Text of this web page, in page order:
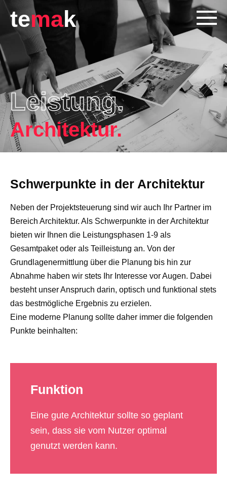
temak
Leistung.
Architektur.
Schwerpunkte in der Architektur
Neben der Projektsteuerung sind wir auch Ihr Partner im
Bereich Architektur. Als Schwerpunkte in der Architektur
bieten wir Ihnen die Leistungsphasen 1-9 als
Gesamtpaket oder als Teilleistung an. Von der
Grundlagenermittlung über die Planung bis hin zur
Abnahme haben wir stets Ihr Interesse vor Augen. Dabei
besteht unser Anspruch darin, optisch und funktional stets
das bestmögliche Ergebnis zu erzielen.
Eine moderne Planung sollte daher immer die folgenden
Punkte beinhalten:
Funktion
Eine gute Architektur sollte so geplant
sein, dass sie vom Nutzer optimal
genutzt werden kann.